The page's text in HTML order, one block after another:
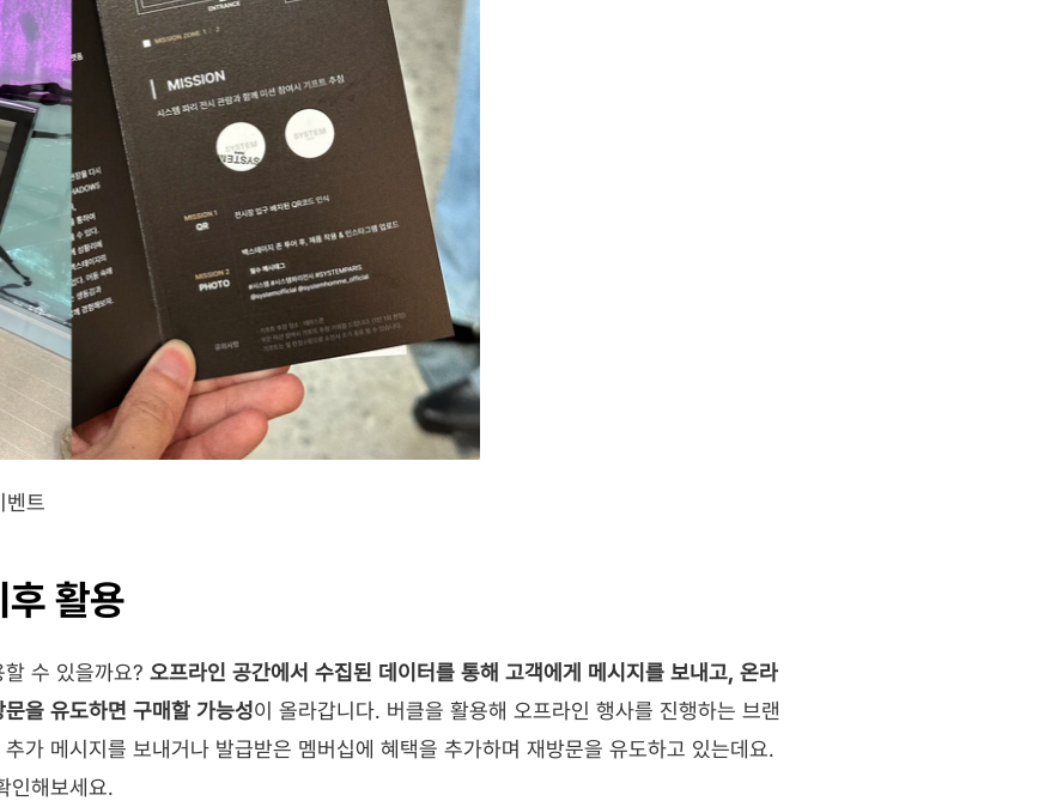
트
활용
수 있을까요? 오프라인 공간에서 수집된 데이터를 통해 고객에게 메시지를 보내고, 온라
을 유도하면 구매할 가능성이 올라갑니다. 버클을 활용해 오프라인 행사를 진행하는 브랜
가 메시지를 보내거나 발급받은 멤버십에 혜택을 추가하며 재방문을 유도하고 있는데요.
인해보세요.